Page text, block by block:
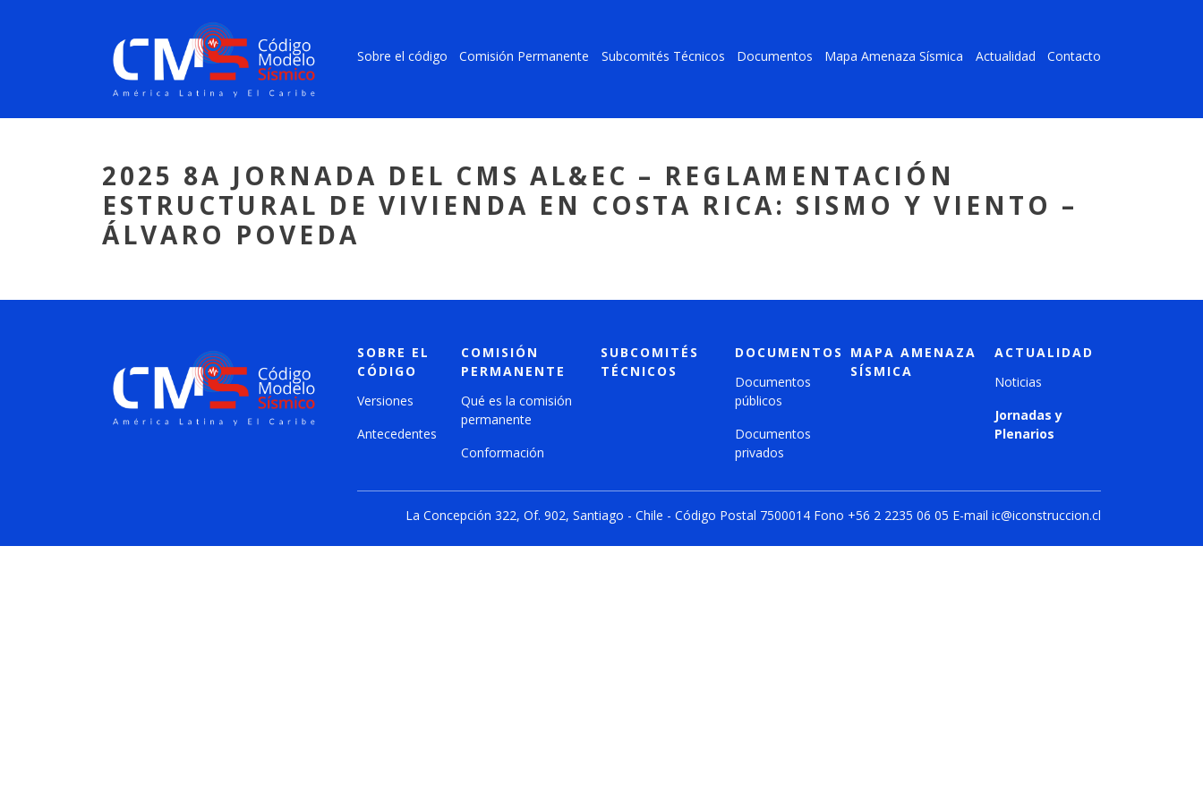
Sobre el código Comisión Permanente Subcomités Técnicos Documentos Mapa Amenaza Sísmica Actualidad Contacto
2025 8A JORNADA DEL CMS AL&EC – REGLAMENTACIÓN
ESTRUCTURAL DE VIVIENDA EN COSTA RICA: SISMO Y VIENTO –
ÁLVARO POVEDA
SOBRE EL
CÓDIGO
Versiones
Antecedentes
COMISIÓN
PERMANENTE
Qué es la comisión
permanente
Conformación
SUBCOMITÉS
TÉCNICOS
DOCUMENTOS
Documentos
públicos
Documentos
privados
MAPA AMENAZA
SÍSMICA
ACTUALIDAD
Noticias
Jornadas y
Plenarios
La Concepción 322, Of. 902, Santiago - Chile - Código Postal 7500014 Fono +56 2 2235 06 05 E-mail ic@iconstruccion.cl